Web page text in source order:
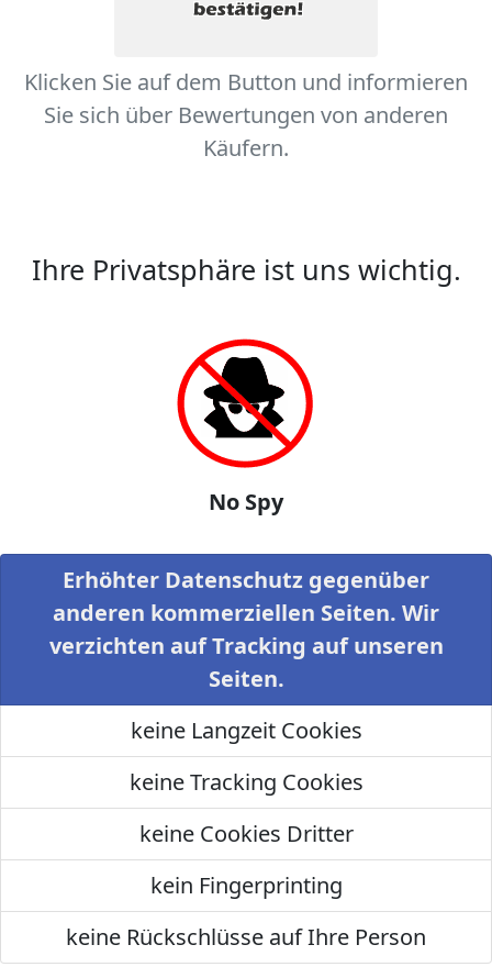
Klicken Sie auf dem Button und informieren
Sie sich über Bewertungen von anderen
Käufern.
Ihre Privatsphäre ist uns wichtig.
No Spy
Erhöhter Datenschutz gegenüber
anderen kommerziellen Seiten. Wir
verzichten auf Tracking auf unseren
Seiten.
keine Langzeit Cookies
keine Tracking Cookies
keine Cookies Dritter
kein Fingerprinting
keine Rückschlüsse auf Ihre Person